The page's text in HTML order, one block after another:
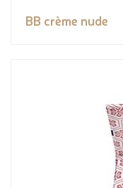
BB crème nude